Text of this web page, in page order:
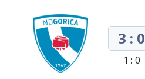
3 : 0
1 : 0